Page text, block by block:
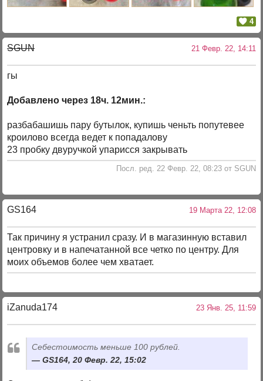
4
SGUN 21 Февр. 22, 14:11
гы
Добавлено через 18ч. 12мин.:
разбабашишь пару бутылок, купишь ченьть попутевее
кроилово всегда ведет к попадалову
23 пробку двуручкой упарисся закрывать
Посл. ред. 22 Февр. 22, 08:23 от SGUN
GS164 19 Марта 22, 12:08
Так причину я устранил сразу. И в магазинную вставил
центровку и в напечатанной все четко по центру. Для
моих объемов более чем хватает.
iZanuda174 23 Янв. 25, 11:59
Себестоимость меньше 100 рублей.
GS164, 20 Февр. 22, 15:02